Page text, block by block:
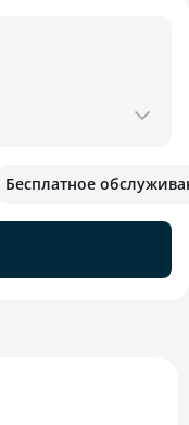
Бесплатное